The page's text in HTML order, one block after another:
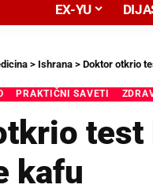
EX-YU
> Ishrana > Doktor otkrio
PRAKTIČNI SAVETI
kafu